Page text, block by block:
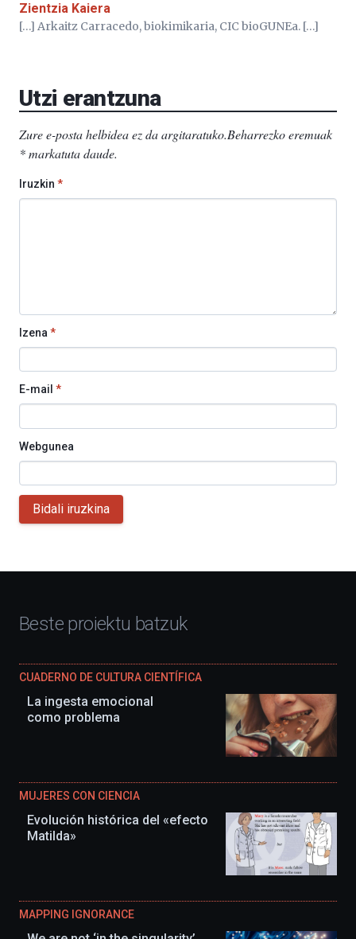
Zientzia Kaiera
[…] Arkaitz Carracedo, biokimikaria, CIC bioGUNEa. […]
Utzi erantzuna
Zure e-posta helbidea ez da argitaratuko.Beharrezko eremuak
*markatuta daude.
Iruzkin *
Izena *
E-mail *
Webgunea
Bidali iruzkina
Beste proiektu batzuk
CUADERNO DE CULTURA CIENTÍFICA
La ingesta emocional
como problema
MUJERES CON CIENCIA
Evolución histórica del «efecto
Matilda»
MAPPING IGNORANCE